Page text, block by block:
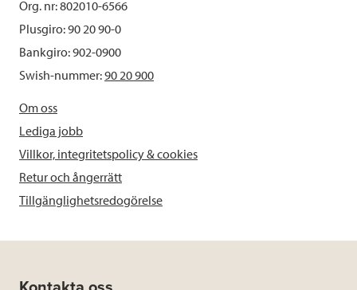
Org. nr: 802010-6566
Plusgiro: 90 20 90-0
Bankgiro: 902-0900
Swish-nummer:90 20 900
Om oss
Lediga jobb
Villkor, integritetspolicy & cookies
Retur och ångerrätt
Tillgänglighetsredogörelse